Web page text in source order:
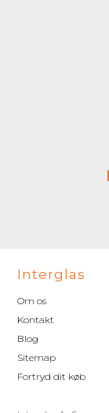
Interglas
Om os
Kontakt
Blog
Sitemap
Fortryd dit køb